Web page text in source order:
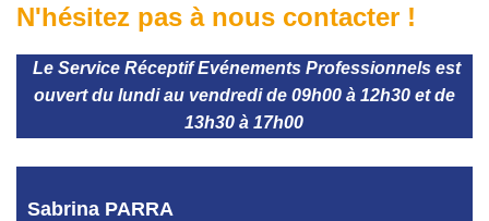
N'hésitez pas à nous contacter !
Le Service Réceptif Evénements Professionnels est
ouvert du lundi au vendredi de 09h00 à 12h30 et de
13h30 à 17h00
Sabrina PARRA